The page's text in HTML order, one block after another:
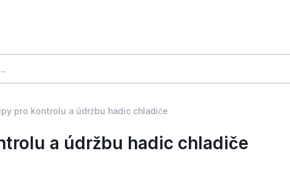
pro kontrolu a údržbu hadic chladiče
a údržbu hadic chladiče